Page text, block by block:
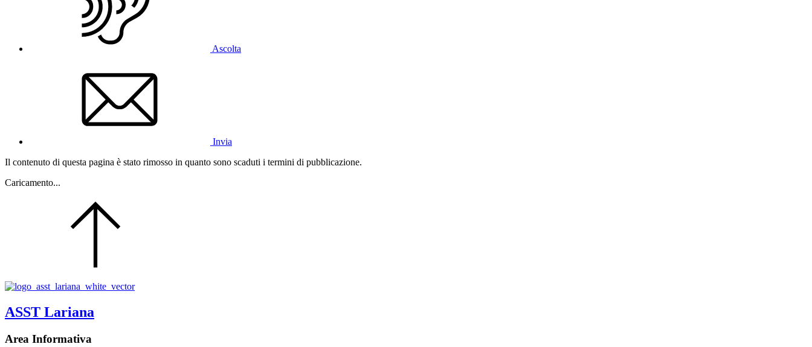
Ascolta
Invia
Il contenuto di questa pagina è stato rimosso in quanto sono scaduti i termini di pubblicazione.
Caricamento...
ASST Lariana
Area Informativa